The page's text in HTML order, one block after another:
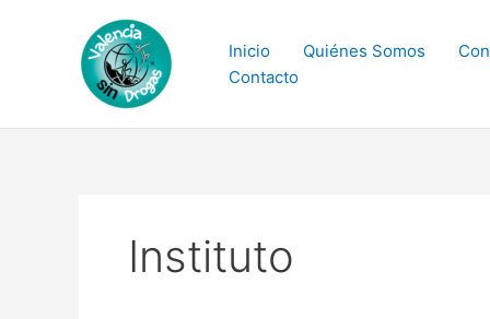
Inicio Quiénes Somos
Contacto
Instituto